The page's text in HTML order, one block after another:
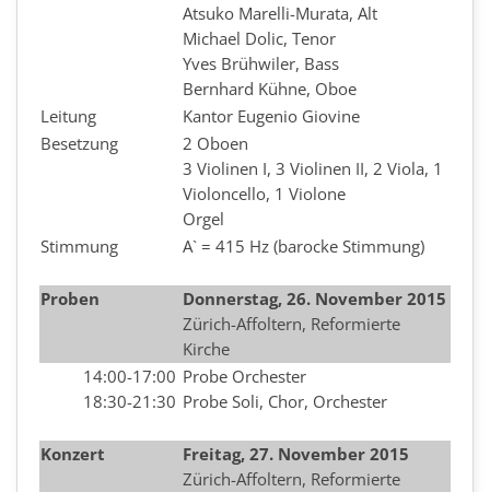
Atsuko Marelli-Murata, Alt
Michael Dolic, Tenor
Yves Brühwiler, Bass
Bernhard Kühne, Oboe
Leitung
Kantor Eugenio Giovine
Besetzung
2 Oboen
3 Violinen I, 3 Violinen II, 2 Viola, 1
Violoncello, 1 Violone
Orgel
Stimmung
A` = 415 Hz (barocke Stimmung)
Proben
Donnerstag, 26. November 2015
Zürich-Affoltern, Reformierte
Kirche
14:00-17:00
18:30-21:30
Probe Orchester
Probe Soli, Chor, Orchester
Konzert
Freitag, 27. November 2015
Zürich-Affoltern, Reformierte